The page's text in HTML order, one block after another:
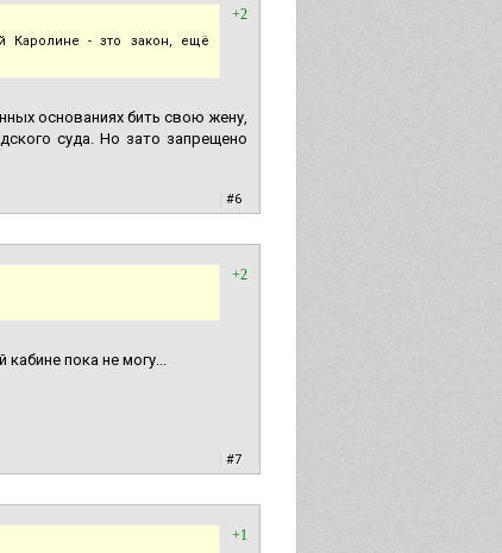
+2
Каролине - зто закон, ещё
основаниях бить свою жену,
суда. Но зато запрещено
#6
+2
пока не могу...
#7
+1